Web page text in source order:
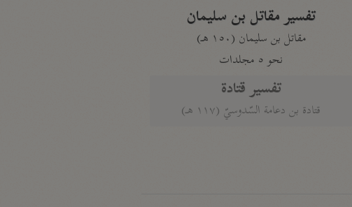
تفسير مقاتل بن سليمان
مقاتل بن سليمان (١٥٠ هـ)
نحو ٥ مجلدات
تفسير قتادة
قتادة بن دعامة السّدوسيّ (١١٧ هـ)